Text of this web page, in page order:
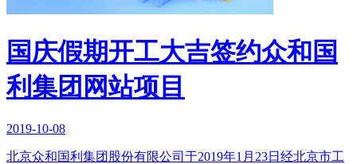
国庆假期开工大吉签约众和国
利集团网站项目
2019-10-08
北京众和国利集团股份有限公司于2019年1月23日经北京市工